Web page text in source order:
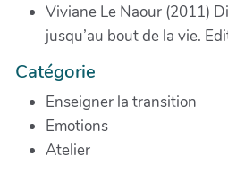
Viviane Le Naour (2011)
jusqu’au bout de la vie.
Catégorie
Enseigner la transition
Emotions
Atelier